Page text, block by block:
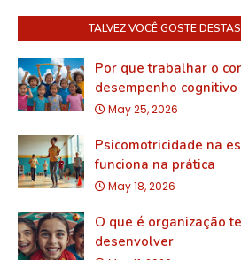
TALVEZ VOCÊ GOSTE
Por que trabalhar o
desempenho
May 25, 2026
Psicomotricidade na
funciona na prática
May 18, 2026
O que é organização
desenvolver